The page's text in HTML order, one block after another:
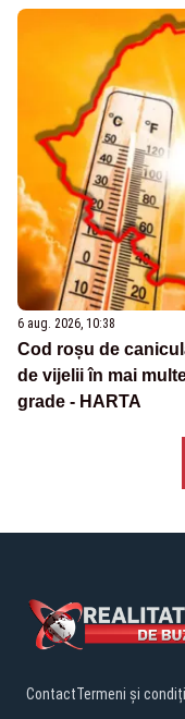
6 aug. 2026, 10:38
Cod roșu de
de vijelii în mai
grade - HARTA
ContactTermeni și